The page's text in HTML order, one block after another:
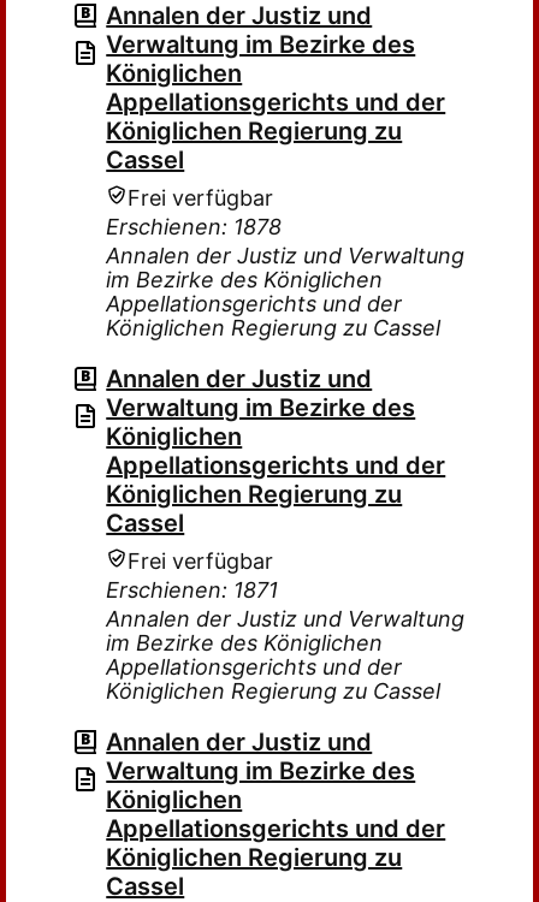
Annalen der Justiz und
Verwaltung im Bezirke des
Königlichen
Appellationsgerichts und der
Königlichen Regierung zu
Cassel
Frei verfügbar
Erschienen: 1878
Annalen der Justiz und Verwaltung
im Bezirke des Königlichen
Appellationsgerichts und der
Königlichen Regierung zu Cassel
Annalen der Justiz und
Verwaltung im Bezirke des
Königlichen
Appellationsgerichts und der
Königlichen Regierung zu
Cassel
Frei verfügbar
Erschienen: 1871
Annalen der Justiz und Verwaltung
im Bezirke des Königlichen
Appellationsgerichts und der
Königlichen Regierung zu Cassel
Annalen der Justiz und
Verwaltung im Bezirke des
Königlichen
Appellationsgerichts und der
Königlichen Regierung zu
Cassel